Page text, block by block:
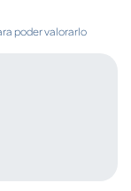
poder valorarlo